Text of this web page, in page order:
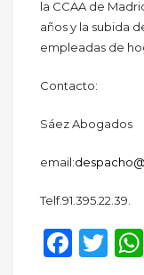
la CCAA de
años y la subida
empleadas de
Contacto:
Sáez Abogados
email:
Telf.91.395.22.39.